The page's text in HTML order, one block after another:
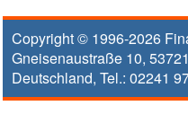
Copyright © 1996-2026
Gneisenaustraße 10, 53721
Deutschland, Tel.: 02241